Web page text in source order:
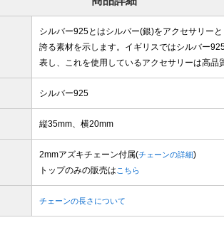
シルバー925とはシルバー(銀)をアクセサリー
誇る素材を示します。イギリスではシルバー
表し、これを使用しているアクセサリーは高品
シルバー925
縦35mm、横20mm
2mmアズキチェーン付属(チェーンの詳細)
トップのみの販売は こちら
チェーンの長さについて